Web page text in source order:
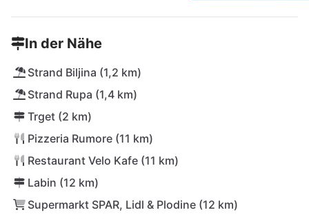
In der Nähe
Strand Biljina (1,2 km)
Strand Rupa (1,4 km)
Trget (2 km)
Pizzeria Rumore (11 km)
Restaurant Velo Kafe (11 km)
Labin (12 km)
Supermarkt SPAR, Lidl & Plodine (12 km)